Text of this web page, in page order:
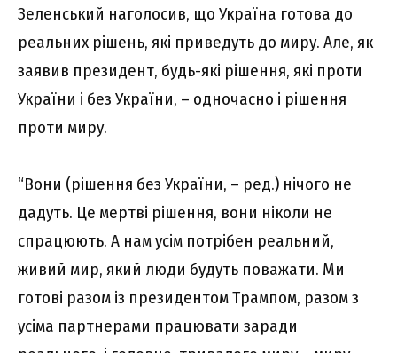
Зеленський наголосив, що Україна готова до
реальних рішень, які приведуть до миру. Але, як
заявив президент, будь-які рішення, які проти
України і без України, – одночасно і рішення
проти миру.
“Вони (рішення без України, – ред.) нічого не
дадуть. Це мертві рішення, вони ніколи не
спрацюють. А нам усім потрібен реальний,
живий мир, який люди будуть поважати. Ми
готові разом із президентом Трампом, разом з
усіма партнерами працювати заради